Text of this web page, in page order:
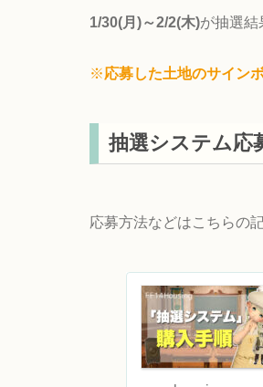
1/30(月)～2/2(木)が抽選結
※応募した土地のサイン
抽選システム応
応募方法などはこちらの